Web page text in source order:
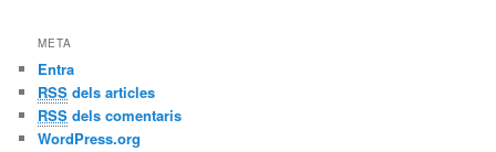
META
Entra
RSS dels articles
RSS dels comentaris
WordPress.org